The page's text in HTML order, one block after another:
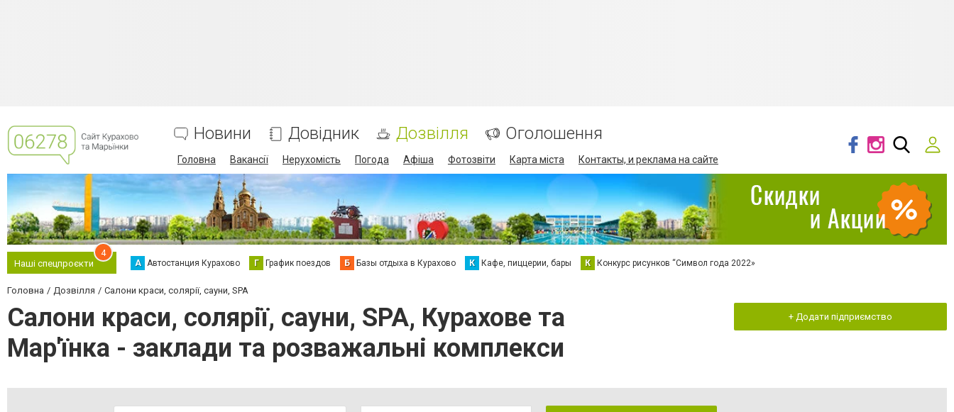
Новини Довідник Дозвілля Оголошення
Головна Вакансії Нерухомість Погода Афіша Фотозвіти Карта міста Контакты, и реклама на сайте
Наші спецпроєкти
4
А Автостанция Курахово Г График поездов Б Базы отдыха в Курахово К Кафе, пиццерии, бары К Конкурс рисунков “Символ года 2022»
Головна Дозвілля Салони краси, солярії, сауни, SPA
Салони краси, солярії, сауни, SPA, Курахове та
Мар'їнка - заклади та розважальні комплекси
+ Додати підприємство